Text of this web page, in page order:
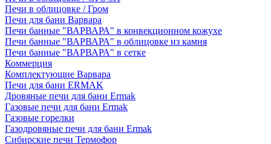
Печи в облицовке / Гром
Печи для бани Варвара
Печи банные "ВАРВАРА" в конвекционном кожухе
Печи банные "ВАРВАРА" в облицовке из камня
Печи банные "ВАРВАРА" в сетке
Коммерция
Комплектующие Варвара
Печи для бани ERMAK
Дровяные печи для бани Ermak
Газовые печи для бани Ermak
Газовые горелки
Газодровяные печи для бани Ermak
Сибирские печи Термофор